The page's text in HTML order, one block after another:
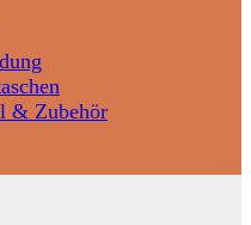
& Zubehör